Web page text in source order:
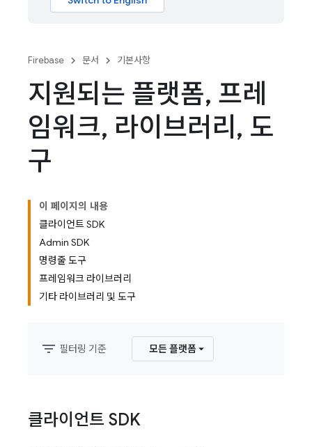
Firebase 문서 기본사항
지원되는 플랫폼, 프레
임워크, 라이브러리 , 도
구
이 페이지의 내용
클라이언트 SDK
Admin SDK
명령줄 도구
프레임워크 라이브러리
기타 라이브러리 및 도구
filter_list 필터링 기준 모든 플랫폼
클라이언트 SDK